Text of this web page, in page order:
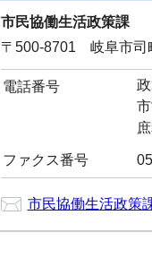
市民協働生活政策課
〒500-8701 岐阜市
電話番号
ファクス番号
市民協働生活政策